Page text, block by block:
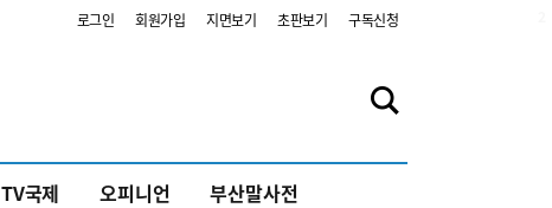
로그인 회원가입 지면보기 초판보기 구독신청
TV국제 오피니언 부산말사전